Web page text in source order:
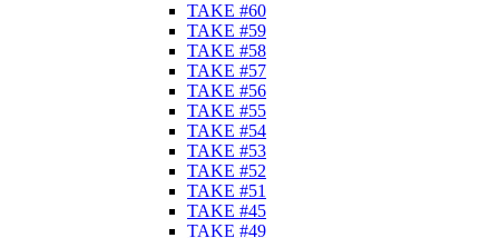
TAKE #60
TAKE #59
TAKE #58
TAKE #57
TAKE #56
TAKE #55
TAKE #54
TAKE #53
TAKE #52
TAKE #51
TAKE #45
TAKE #49